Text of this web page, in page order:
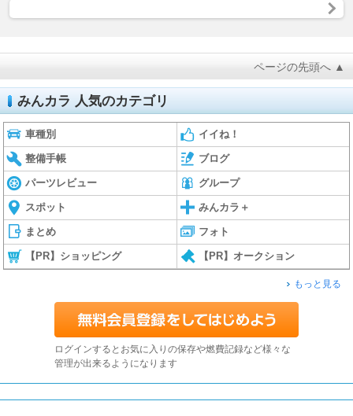
ページの先頭へ ▲
みんカラ 人気のカテゴリ
車種別 イイね！
整備手帳 ブログ
パーツレビュー グループ
スポット みんカラ＋
まとめ フォト
【PR】ショッピング 【PR】オークション
もっと見る
ログインするとお気に入りの保存や燃費記録など様々な
管理が出来るようになります